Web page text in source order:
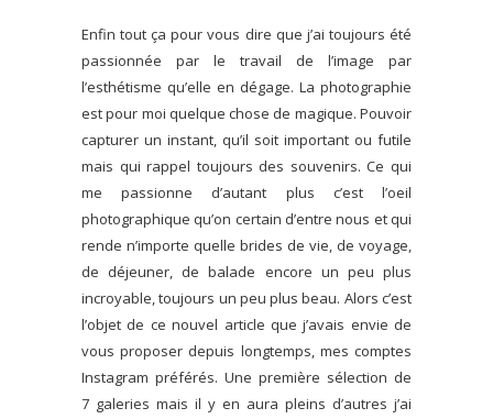
Enfin tout ça pour vous dire que j’ai toujours été
passionnée par le travail de l’image par
l’esthétisme qu’elle en dégage. La photographie
est pour moi quelque chose de magique. Pouvoir
capturer un instant, qu’il soit important ou futile
mais qui rappel toujours des souvenirs. Ce qui
me passionne d’autant plus c’est l’oeil
photographique qu’on certain d’entre nous et qui
rende n’importe quelle brides de vie, de voyage,
de déjeuner, de balade encore un peu plus
incroyable, toujours un peu plus beau. Alors c’est
l’objet de ce nouvel article que j’avais envie de
vous proposer depuis longtemps, mes comptes
Instagram préférés. Une première sélection de
7 galeries mais il y en aura pleins d’autres j’ai